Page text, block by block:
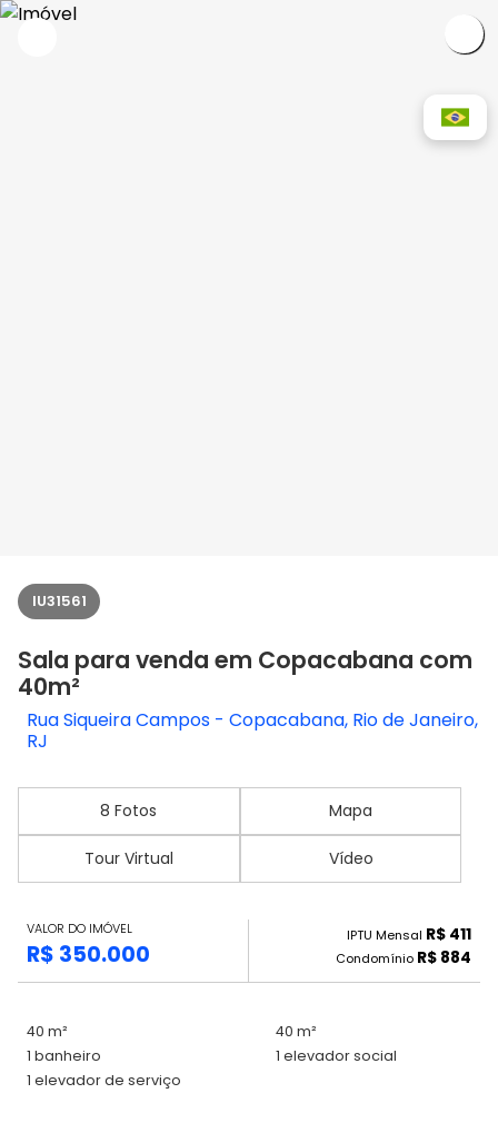
IU31561
Sala para venda em Copacabana com
40m²
Rua Siqueira Campos - Copacabana, Rio de Janeiro,
RJ
8 Fotos Mapa
Tour Virtual Vídeo
VALOR DO IMÓVEL
R$ 350.000
IPTU Mensal R$ 411
Condomínio R$ 884
40 m²
40 m²
1 banheiro
1 elevador social
1 elevador de serviço